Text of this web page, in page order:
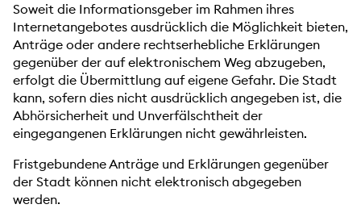
Soweit die Informationsgeber im Rahmen ihres
Internetangebotes ausdrücklich die Möglichkeit bieten,
Anträge oder andere rechtserhebliche Erklärungen
gegenüber der auf elektronischem Weg abzugeben,
erfolgt die Übermittlung auf eigene Gefahr. Die Stadt
kann, sofern dies nicht ausdrücklich angegeben ist, die
Abhörsicherheit und Unverfälschtheit der
eingegangenen Erklärungen nicht gewährleisten.
Fristgebundene Anträge und Erklärungen gegenüber
der Stadt können nicht elektronisch abgegeben
werden.